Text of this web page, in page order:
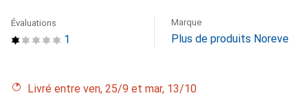
1
Évaluations Marque
Plus de produits Noreve
Livré entre ven, 25/9 et mar, 13/10